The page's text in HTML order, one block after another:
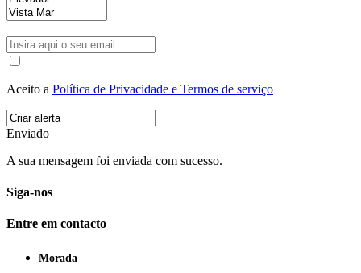
Aceito a Política de Privacidade e Termos de serviço
Enviado
A sua mensagem foi enviada com sucesso.
Siga-nos
Entre em contacto
Morada